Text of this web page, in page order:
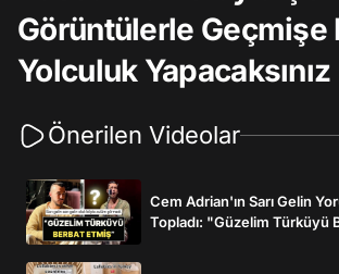
Görüntülerle Geçmişe
Yolculuk Yapacaksınız
Önerilen Videolar
Cem Adrian'ın Sarı Gelin
Topladı: "Güzelim Türküyü